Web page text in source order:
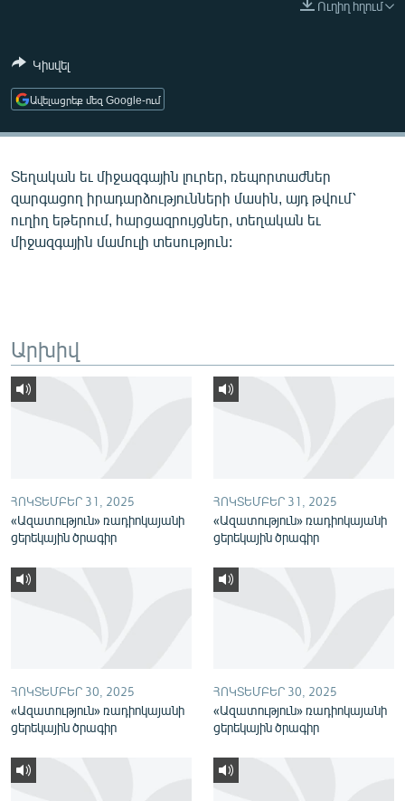
ՄԵԿՆԱԲԱՆՈՒԹՅՈՒՆ
ԿՈՐՈՆԱՎԻՐՈՒՍ
ԱՐԽԻՎ
ՏԵՍԱՆՅՈՒԹԵՐ
ՓՈԴՔԱՍԹ
Հայերեն
ՀԵՏԵՎԵՔ ՄԵԶ
Ուղիղ հղում
Կիսվել
Ավելացրեք մեզ Google-ում
Տեղական եւ միջազգային լուրեր, ռեպորտաժներ
զարգացող իրադարձությունների մասին, այդ թվում՝
ուղիղ եթերում, հարցազրույցներ, տեղական եւ
միջազգային մամուլի տեսություն:
Արխիվ
ՀՈԿՏԵՄԲԵՐ 31, 2025
«Ազատություն» ռադիոկայանի
ցերեկային ծրագիր
ՀՈԿՏԵՄԲԵՐ 31, 2025
«Ազատություն» ռադիոկայանի
ցերեկային ծրագիր
ՀՈԿՏԵՄԲԵՐ 30, 2025
«Ազատություն» ռադիոկայանի
ցերեկային ծրագիր
ՀՈԿՏԵՄԲԵՐ 30, 2025
«Ազատություն» ռադիոկայանի
ցերեկային ծրագիր